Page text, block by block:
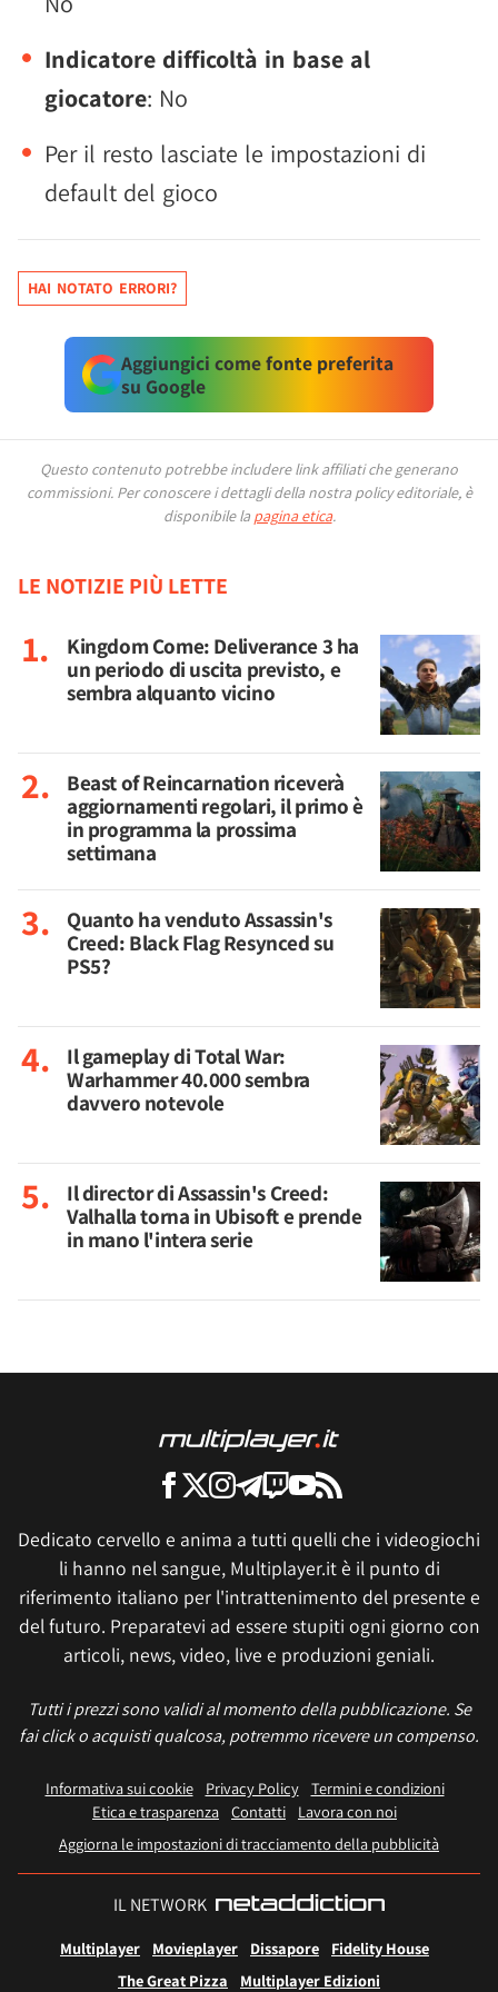
Indicatore difficoltà in base al
giocatore: No
Per il resto lasciate le impostazioni di
default del gioco
HAI NOTATO ERRORI?
Aggiungici come fonte preferita
su Google
Questo contenuto potrebbe includere link affiliati che generano
commissioni. Per conoscere i dettagli della nostra policy editoriale, è
disponibile la pagina etica.
LE NOTIZIE PIÙ LETTE
Kingdom Come: Deliverance 3 ha
un periodo di uscita previsto, e
sembra alquanto vicino
Beast of Reincarnation riceverà
aggiornamenti regolari, il primo è
in programma la prossima
settimana
Quanto ha venduto Assassin's
Creed: Black Flag Resynced su
PS5?
Il gameplay di Total War:
Warhammer 40.000 sembra
davvero notevole
Il director di Assassin's Creed:
Valhalla torna in Ubisoft e prende
in mano l'intera serie
Dedicato cervello e anima a tutti quelli che i videogiochi
li hanno nel sangue, Multiplayer.it è il punto di
riferimento italiano per l'intrattenimento del presente e
del futuro. Preparatevi ad essere stupiti ogni giorno con
articoli, news, video, live e produzioni geniali.
Tutti i prezzi sono validi al momento della pubblicazione. Se
fai click o acquisti qualcosa, potremmo ricevere un compenso.
Informativa sui cookie Privacy Policy
Termini e condizioni
Etica e trasparenza Contatti
Lavora con noi
Aggiorna le impostazioni di tracciamento della pubblicità
IL NETWORK
Multiplayer Movieplayer Dissapore
Fidelity House
The Great Pizza
Multiplayer Edizioni